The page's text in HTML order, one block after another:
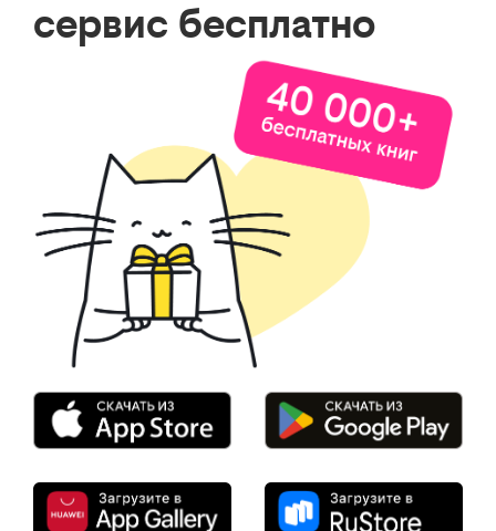
сервис бесплатно